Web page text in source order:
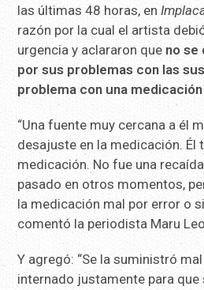
las últimas 48 horas, en
razón por la cual el artista
urgencia y aclararon que no se
por sus problemas con las
problema con una
“Una fuente muy cercana a él
desajuste en la medicación. Él
medicación. No fue una
pasado en otros momentos,
la medicación mal por error o
comentó la periodista Maru
Y agregó: “Se la suministró
internado justamente para que